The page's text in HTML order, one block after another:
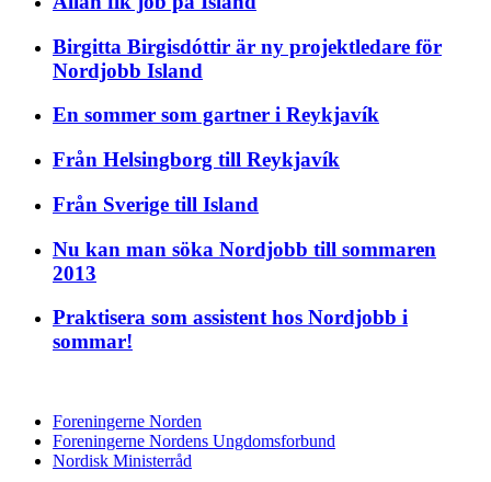
Birgitta Birgisdóttir är ny projektledare för
Nordjobb Island
En sommer som gartner i Reykjavík
Från Helsingborg till Reykjavík
Från Sverige till Island
Nu kan man söka Nordjobb till sommaren
2013
Praktisera som assistent hos Nordjobb i
sommar!
Foreningerne Norden
Foreningerne Nordens Ungdomsforbund
Nordisk Ministerråd